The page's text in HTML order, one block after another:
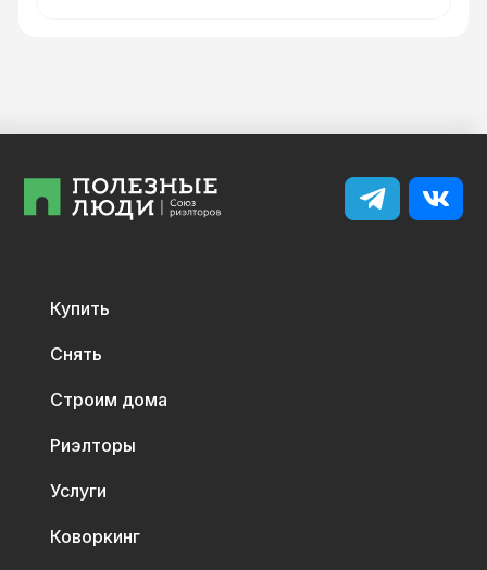
Купить
Снять
Строим дома
Риэлторы
Услуги
Коворкинг